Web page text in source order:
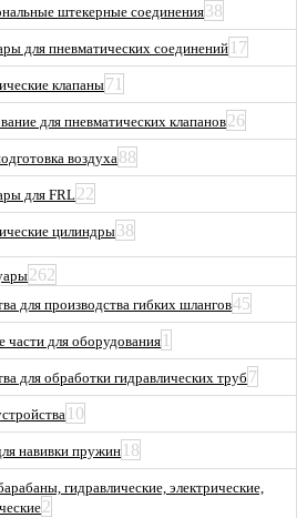
штекерные соединения38
для пневматических соединений17
клапаны71
для пневматических клапанов26
воздуха88
для FRL22
цилиндры38
262
для производства гибких шлангов45
части для оборудования 1
для обработки гидравлических труб 7
10
навивки пружин18
гидравлические, электрические,
2